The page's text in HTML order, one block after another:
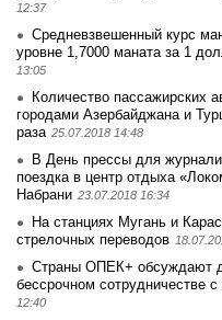
12:37
Средневзвешенный курс
уровне 1,7000 маната за 1
13:05
Количество пассажирских
городами Азербайджана и
раза 25.07.2018 14:48
В День прессы для
поездка в центр отдыха
Набрани 23.07.2018 16:34
На станциях Мугань и
стрелочных переводов
Страны ОПЕК+ обсуждают
бессрочном сотрудничестве с
12:40